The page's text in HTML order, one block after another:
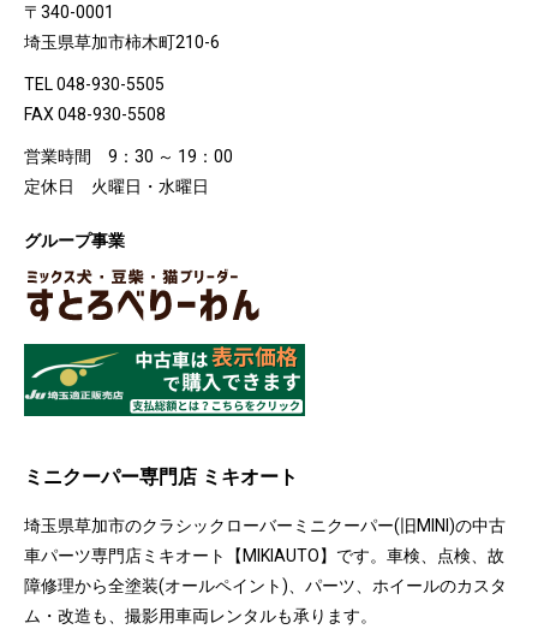
〒340-0001
埼玉県草加市柿木町210-6
TEL 048-930-5505
FAX 048-930-5508
営業時間 9：30 ～ 19：00
定休日 火曜日・水曜日
グループ事業
ミニクーパー専門店 ミキオート
埼玉県草加市のクラシックローバーミニクーパー(旧MINI)の中古
車パーツ専門店ミキオート【MIKIAUTO】です。車検、点検、故
障修理から全塗装(オールペイント)、パーツ、ホイールのカスタ
ム・改造も、撮影用車両レンタルも承ります。